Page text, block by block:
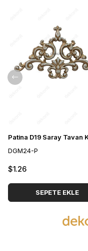
DGM24-P
$1.26
SEPETE EKLE